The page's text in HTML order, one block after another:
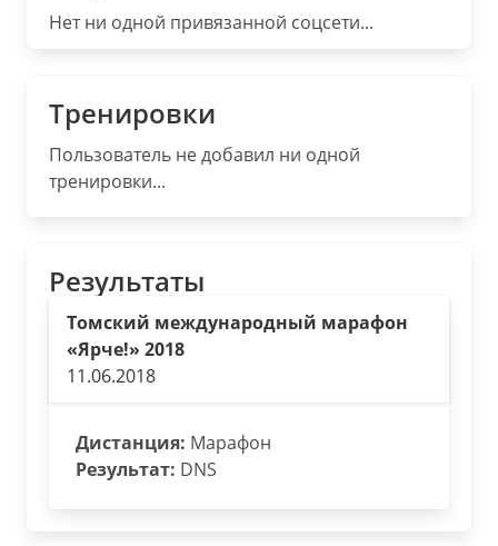
Нет ни одной привязанной соцсети...
Тренировки
Пользователь не добавил ни одной
тренировки...
Результаты
Томский международный марафон
«Ярче!» 2018
11.06.2018
Дистанция: Марафон
Результат: DNS